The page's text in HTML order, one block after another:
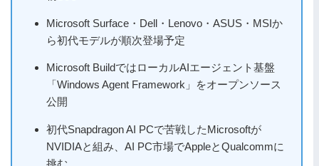
Microsoft Surface・Dell・Lenovo・ASUS・MSIか
ら初代モデルが順次登場予定
Microsoft BuildではローカルAIエージェント基盤
「Windows Agent Framework」をオープンソース
公開
初代Snapdragon AI PCで苦戦したMicrosoftが
NVIDIAと組み、AI PC市場でAppleとQualcommに
挑む